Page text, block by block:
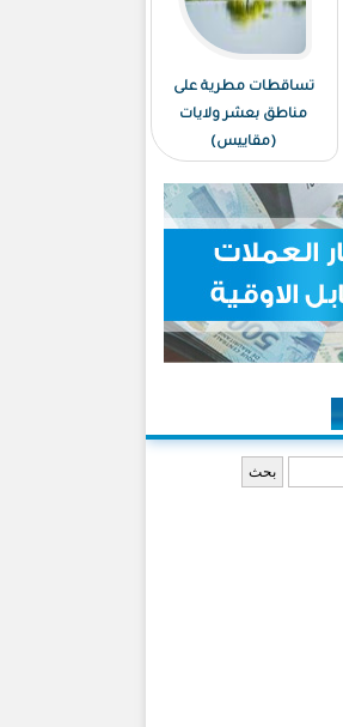
تساقطات مطرية على
مناطق بعشر ولايات
(مقاييس)